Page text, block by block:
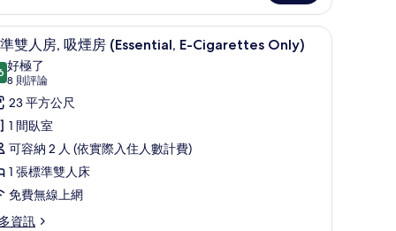
費無線上網 羽絨被、客房內保險箱、遮光布/窗簾、免費
7 雙人房, 吸煙房 (Essential, E-Cigarettes Only)
分，滿分 10 分
好極了
8 則評論
(8
則
評
論)
23 平方公尺
1 間臥室
可容納 2 人 (依實際入住人數計費)
1 張標準雙人床
免費無線上網
資訊